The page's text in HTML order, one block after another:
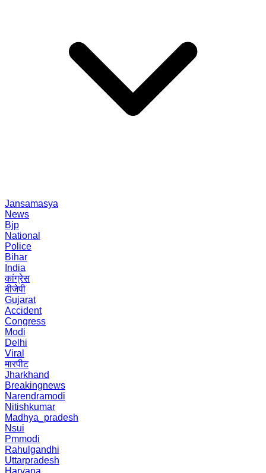
Jansamasya
News
Bjp
National
Police
Bihar
India
कांग्रेस
बीजेपी
Gujarat
Accident
Congress
Modi
Delhi
Viral
मारपीट
Jharkhand
Breakingnews
Narendramodi
Nitishkumar
Madhya_pradesh
Nsui
Pmmodi
Rahulgandhi
Uttarpradesh
Haryana